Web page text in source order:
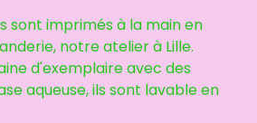
sont imprimés à la main en
notre atelier à Lille.
d'exemplaire avec des
aqueuse, ils sont lavable en